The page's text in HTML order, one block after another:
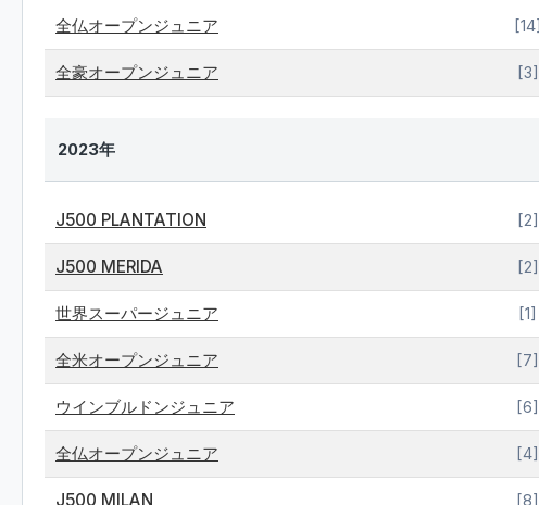
全仏オープンジュニア [14]
全豪オープンジュニア [3]
2023年
J500 PLANTATION [2]
J500 MERIDA [2]
世界スーパージュニア [1]
全米オープンジュニア [7]
ウインブルドンジュニア [6]
全仏オープンジュニア [4]
J500 MILAN [8]